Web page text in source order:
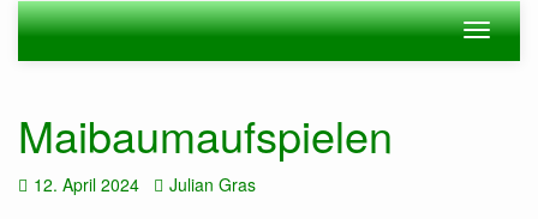
Zum
Hauptinhalt
springen
Navigation
ein-/
Maibaumaufspielen
Datum:
12. April 2024 Autor:
Julian Gras